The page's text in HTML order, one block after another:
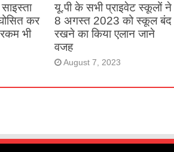
कर
भी
यू.पी के सभी प्राइवेट स्कूलों ने
8 अगस्त 2023 को स्कूल बंद
रखने का किया एलान जाने
वजह
August 7, 2023